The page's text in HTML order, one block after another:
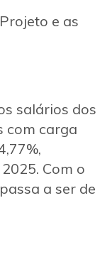
e as
salários dos
com carga
Com o
a ser de